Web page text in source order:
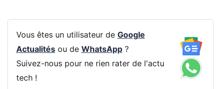
Vous êtes un utilisateur de Google
Actualitésou de WhatsApp?
Suivez-nous pour ne rien rater de l'actu
tech !